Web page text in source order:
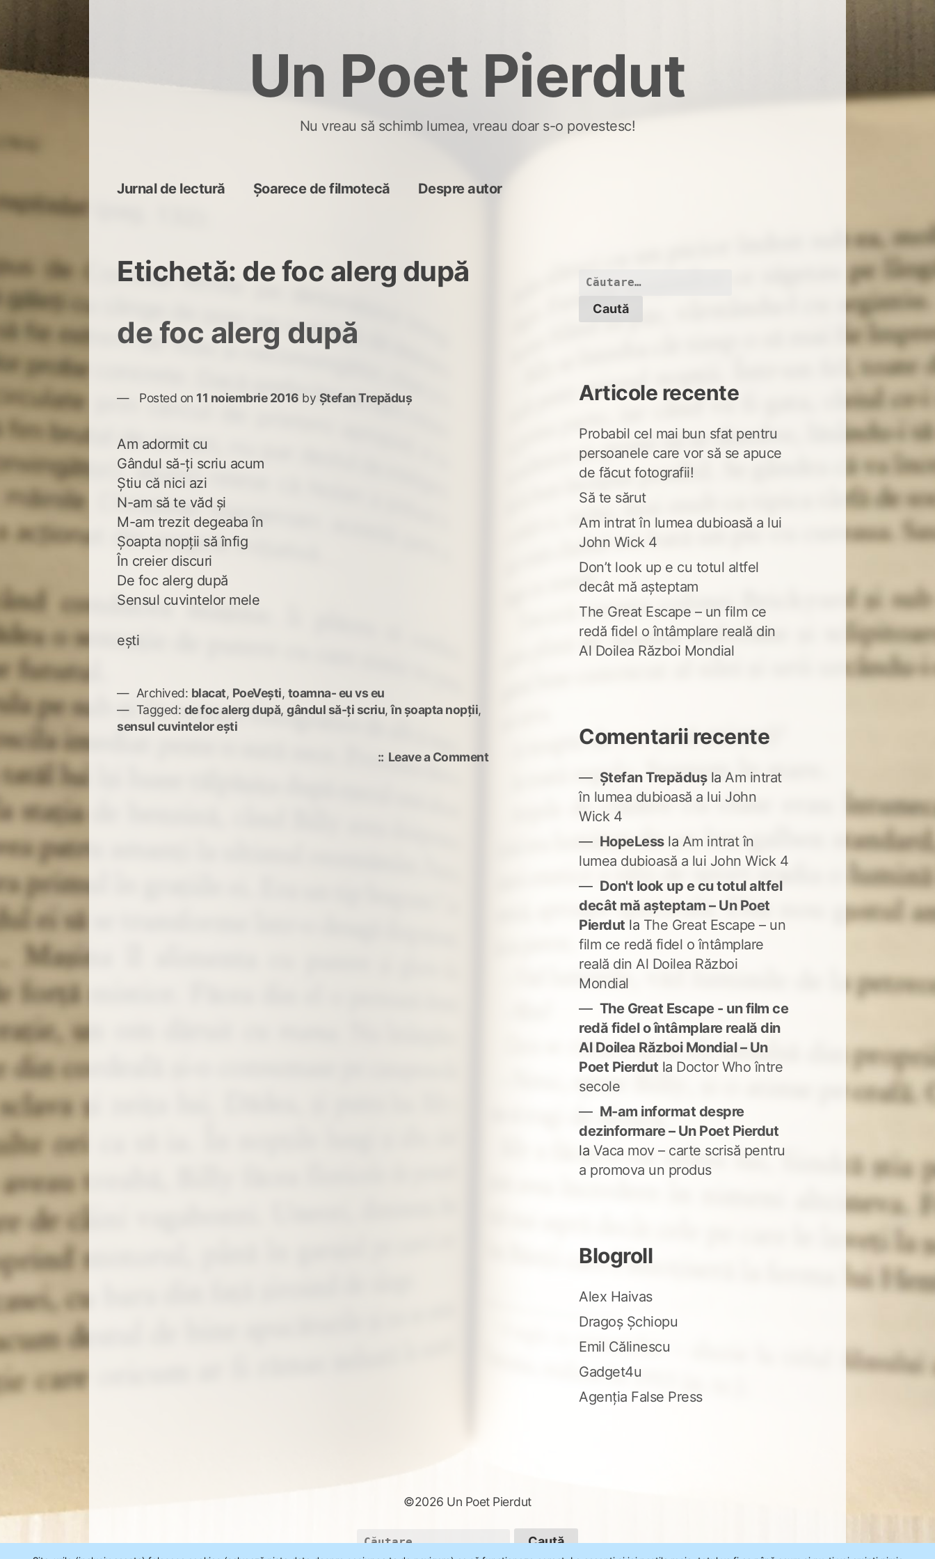
Un Poet Pierdut
Nu vreau să schimb lumea, vreau doar s-o povestesc!
Jurnal de lectură Șoarece de filmotecă Despre autor
Etichetă: de foc alerg după
de foc alerg după
Posted on 11 noiembrie 2016 by Ștefan Trepăduș
Am adormit cu
Gândul să-ți scriu acum
Știu că nici azi
N-am să te văd și
M-am trezit degeaba în
Șoapta nopții să înfig
În creier discuri
De foc alerg după
Sensul cuvintelor mele
ești
Archived: blacat, PoeVești, toamna- eu vs eu
Tagged: de foc alerg după,gândul să-ți scriu,în șoapta nopții,
sensul cuvintelor ești
Leave a Commenton
Caută
Articole recente
Probabil cel mai bun sfat pentru
persoanele care vor să se apuce
de făcut fotografii!
Să te sărut
Am intrat în lumea dubioasă a lui
John Wick 4
Don’t look up e cu totul altfel
decât mă așteptam
The Great Escape – un film ce
redă fidel o întâmplare reală din
Al Doilea Război Mondial
Comentarii recente
Ștefan Trepădușla Am intrat
în lumea dubioasă a lui John
Wick 4
HopeLessla Am intrat în
lumea dubioasă a lui John Wick 4
Don't look up e cu totul altfel
decât mă așteptam – Un Poet
Pierdut la The Great Escape – un
film ce redă fidel o întâmplare
reală din Al Doilea Război
Mondial
The Great Escape - un film ce
redă fidel o întâmplare reală din
Al Doilea Război Mondial – Un
Poet Pierdut la Doctor Who între
secole
M-am informat despre
dezinformare – Un Poet Pierdut
la Vaca mov – carte scrisă pentru
a promova un produs
Blogroll
Alex Haivas
Dragoș Șchiopu
Emil Călinescu
Gadget4u
Agenția False Press
©2026 Un Poet Pierdut
Caută